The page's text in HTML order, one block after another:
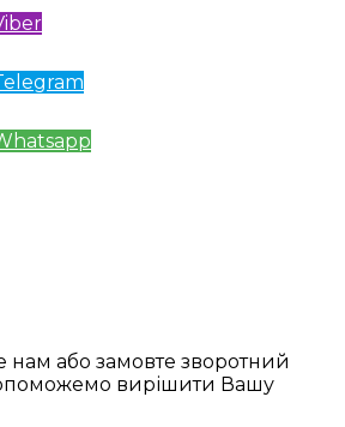
нам або замовте зворотний
вирішити Вашу